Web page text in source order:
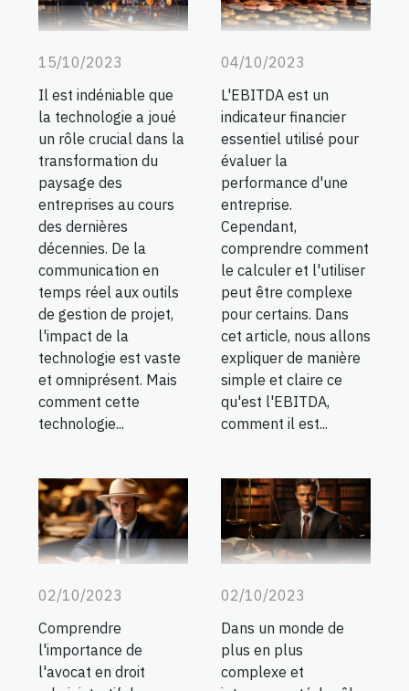
15/10/2023
Il est indéniable que
la technologie a joué
un rôle crucial dans la
transformation du
paysage des
entreprises au cours
des dernières
décennies. De la
communication en
temps réel aux outils
de gestion de projet,
l'impact de la
technologie est vaste
et omniprésent. Mais
comment cette
technologie...
04/10/2023
L'EBITDA est un
indicateur financier
essentiel utilisé pour
évaluer la
performance d'une
entreprise.
Cependant,
comprendre comment
le calculer et l'utiliser
peut être complexe
pour certains. Dans
cet article, nous allons
expliquer de manière
simple et claire ce
qu'est l'EBITDA,
comment il est...
02/10/2023
Comprendre
l'importance de
l'avocat en droit
02/10/2023
Dans un monde de
plus en plus
complexe et